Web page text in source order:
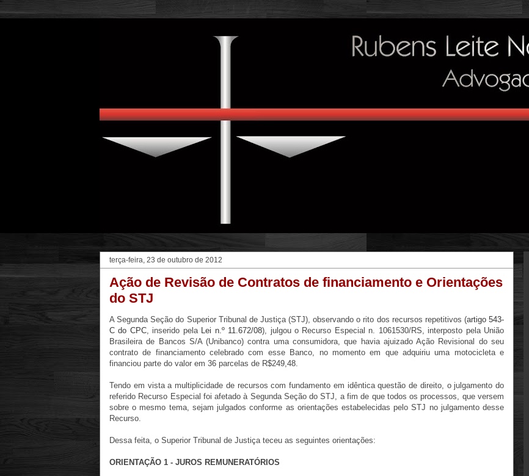
terça-feira, 23 de outubro de 2012
Ação de Revisão de Contratos de financiamento e Orientações
do STJ
A Segunda Seção do Superior Tribunal de Justiça (STJ), observando o rito dos recursos repetitivos (artigo 543-
C do CPC, inserido pela Lei n.º 11.672/08), julgou o Recurso Especial n. 1061530/RS, interposto pela União
Brasileira de Bancos S/A (Unibanco) contra uma consumidora, que havia ajuizado Ação Revisional do seu
contrato de financiamento celebrado com esse Banco, no momento em que adquiriu uma motocicleta e
financiou parte do valor em 36 parcelas de R$249,48.
Tendo em vista a multiplicidade de recursos com fundamento em idêntica questão de direito, o julgamento do
referido Recurso Especial foi afetado à Segunda Seção do STJ, a fim de que todos os processos, que versem
sobre o mesmo tema, sejam julgados conforme as orientações estabelecidas pelo STJ no julgamento desse
Recurso.
Dessa feita, o Superior Tribunal de Justiça teceu as seguintes orientações:
ORIENTAÇÃO 1 - JUROS REMUNERATÓRIOS